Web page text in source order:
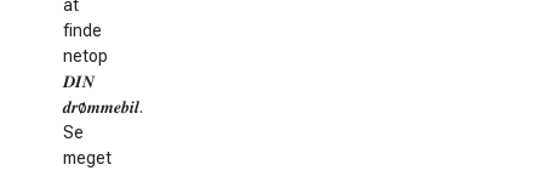
at
finde
netop
𝑫𝑰𝑵
𝒅𝒓ø𝒎𝒎𝒆𝒃𝒊𝒍.
Se
meget